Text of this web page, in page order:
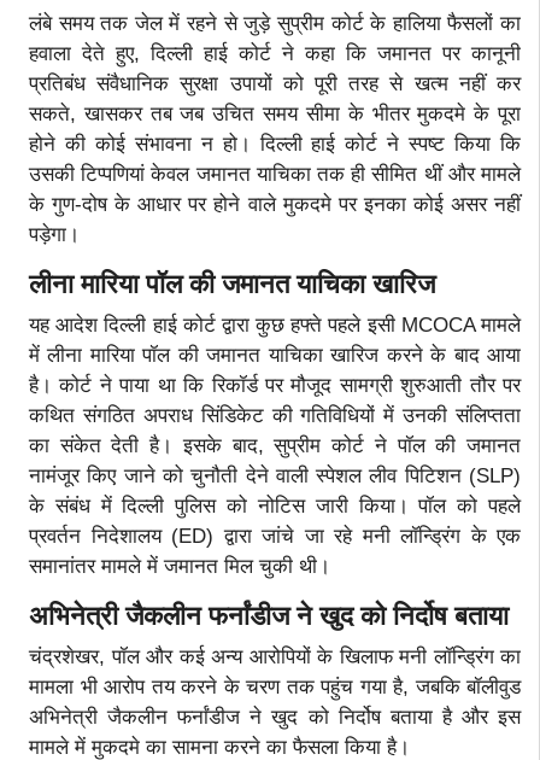
लंबे समय तक जेल में रहने से जुड़े सुप्रीम कोर्ट के हालिया फैसलों का
हवाला देते हुए, दिल्ली हाई कोर्ट ने कहा कि जमानत पर कानूनी
प्रतिबंध संवैधानिक सुरक्षा उपायों को पूरी तरह से खत्म नहीं कर
सकते, खासकर तब जब उचित समय सीमा के भीतर मुकदमे के पूरा
होने की कोई संभावना न हो। दिल्ली हाई कोर्ट ने स्पष्ट किया कि
उसकी टिप्पणियां केवल जमानत याचिका तक ही सीमित थीं और मामले
के गुण-दोष के आधार पर होने वाले मुकदमे पर इनका कोई असर नहीं
पड़ेगा।
लीना मारिया पॉल की जमानत याचिका खारिज
यह आदेश दिल्ली हाई कोर्ट द्वारा कुछ हफ्ते पहले इसी MCOCA मामले
में लीना मारिया पॉल की जमानत याचिका खारिज करने के बाद आया
है। कोर्ट ने पाया था कि रिकॉर्ड पर मौजूद सामग्री शुरुआती तौर पर
कथित संगठित अपराध सिंडिकेट की गतिविधियों में उनकी संलिप्तता
का संकेत देती है। इसके बाद, सुप्रीम कोर्ट ने पॉल की जमानत
नामंजूर किए जाने को चुनौती देने वाली स्पेशल लीव पिटिशन (SLP)
के संबंध में दिल्ली पुलिस को नोटिस जारी किया। पॉल को पहले
प्रवर्तन निदेशालय (ED) द्वारा जांचे जा रहे मनी लॉन्ड्रिंग के एक
समानांतर मामले में जमानत मिल चुकी थी।
अभिनेत्री जैकलीन फर्नांडीज ने खुद को निर्दोष बताया
चंद्रशेखर, पॉल और कई अन्य आरोपियों के खिलाफ मनी लॉन्ड्रिंग का
मामला भी आरोप तय करने के चरण तक पहुंच गया है, जबकि बॉलीवुड
अभिनेत्री जैकलीन फर्नांडीज ने खुद को निर्दोष बताया है और इस
मामले में मुकदमे का सामना करने का फैसला किया है।